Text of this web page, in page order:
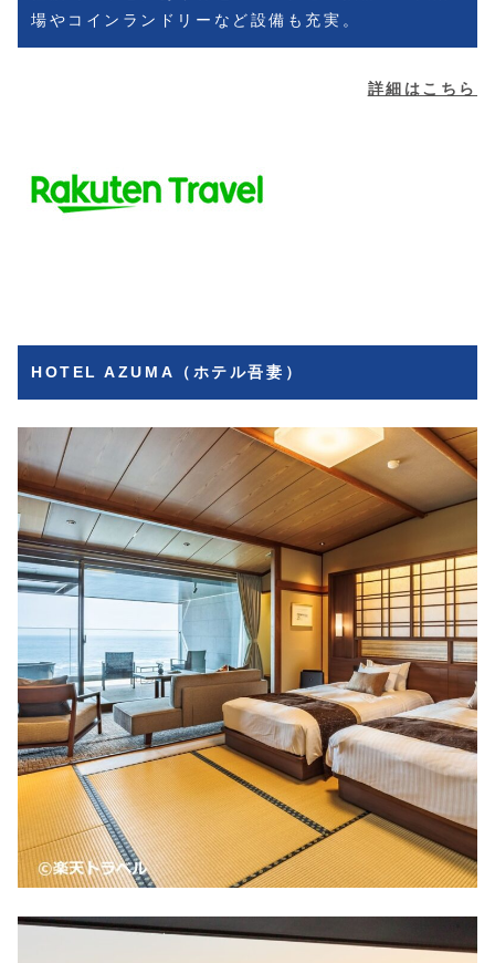
場やコインランドリーなど設備も充実。
詳細はこちら
HOTEL AZUMA（ホテル吾妻）